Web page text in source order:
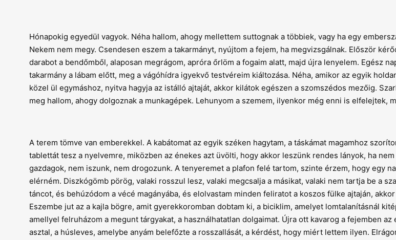
Hónapokig egyedül vagyok. Néha hallom, ahogy mellettem suttognak a többiek, vagy ha egy
Nekem nem megy. Csendesen eszem a takarmányt, nyújtom a fejem, ha megvizsgálnak. Először
darabot a bendőmből, alaposan megrágom, apróra őrlöm a fogaim alatt, majd újra lenyelem. Egész
takarmány a lábam előtt, meg a vágóhídra igyekvő testvéreim kiáltozása. Néha, amikor az egyik
közel ül egymáshoz, nyitva hagyja az istálló ajtaját, akkor kilátok egészen a szomszédos mezőig.
meg hallom, ahogy dolgoznak a munkagépek. Lehunyom a szemem, ilyenkor még enni is elfelejtek,
A terem tömve van emberekkel. A kabátomat az egyik széken hagytam, a táskámat magamhoz
tablettát tesz a nyelvemre, miközben az énekes azt üvölti, hogy akkor leszünk rendes lányok, ha
gazdagok, nem iszunk, nem drogozunk. A tenyeremet a plafon felé tartom, szinte érzem, hogy egy
elérném. Diszkógömb pörög, valaki rosszul lesz, valaki megcsalja a másikat, valaki nem tartja be a
táncot, és behúzódom a vécé magányába, és elolvastam minden feliratot a koszos fülke ajtaján,
Eszembe jut az a kajla bögre, amit gyerekkoromban dobtam ki, a biciklim, amelyet lomtalanításnál
amellyel felruházom a megunt tárgyakat, a használhatatlan dolgaimat. Újra ott kavarog a fejemben az
asztal, a húsleves, amelybe anyám belefőzte a rosszallását, a kérdést, hogy miért lettem ilyen.